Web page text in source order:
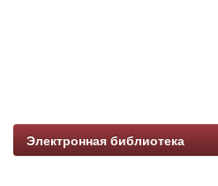
Электронная библиотека